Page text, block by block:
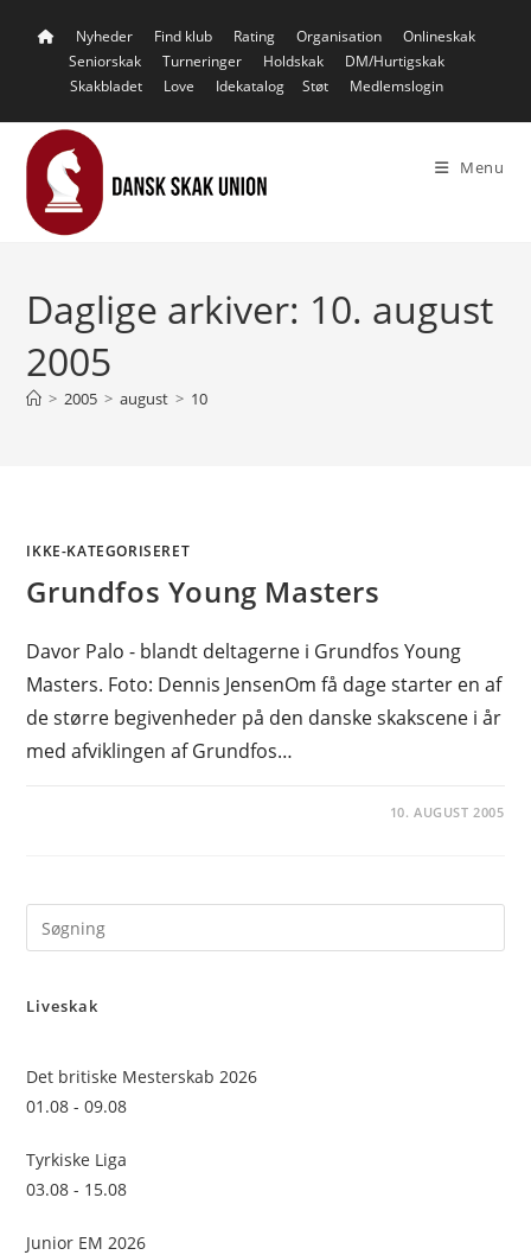
Nyheder Find klub Rating Organisation
Onlineskak
Seniorskak
Turneringer Holdskak
DM/Hurtigskak
Skakbladet
Love Idekatalog Støt Medlemslogin
Menu
Daglige arkiver: 10. august
2005
> 2005 > august > 10
IKKE-KATEGORISERET
Grundfos Young Masters
Davor Palo - blandt deltagerne i Grundfos Young
Masters. Foto: Dennis JensenOm få dage starter en af
de større begivenheder på den danske skakscene i år
med afviklingen af Grundfos…
10. AUGUST 2005
Liveskak
Det britiske Mesterskab 2026
01.08 - 09.08
Tyrkiske Liga
03.08 - 15.08
Junior EM 2026